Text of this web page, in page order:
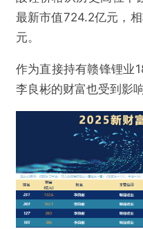
最新市值724.2亿元，
元。
作为直接持有赣锋锂业
李良彬的财富也受到影响